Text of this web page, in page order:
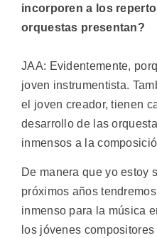
incorporen a los
orquestas presentan?
JAA: Evidentemente,
joven instrumentista.
el joven creador, tienen
desarrollo de las
inmensos a la
De manera que yo estoy
próximos años
inmenso para la música
los jóvenes